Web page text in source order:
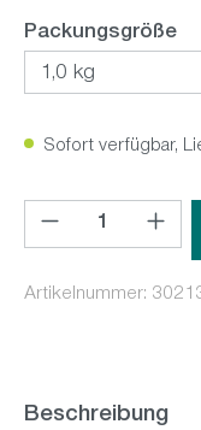
Packungsgröße
Sofort verfügbar,
Produkt Anzahl:
Artikelnummer:
Beschreibung